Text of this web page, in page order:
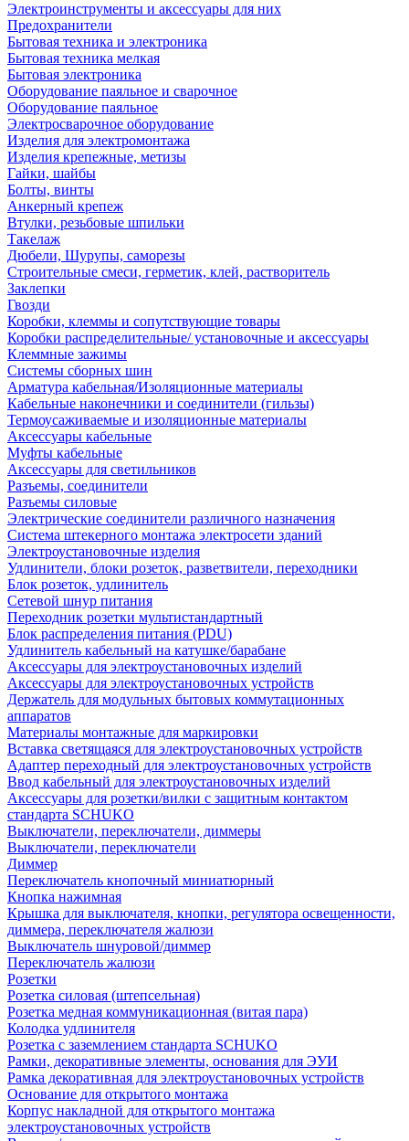
Электроинструменты и аксессуары для них
Предохранители
Бытовая техника и электроника
Бытовая техника мелкая
Бытовая электроника
Оборудование паяльное и сварочное
Оборудование паяльное
Электросварочное оборудование
Изделия для электромонтажа
Изделия крепежные, метизы
Гайки, шайбы
Болты, винты
Анкерный крепеж
Втулки, резьбовые шпильки
Такелаж
Дюбели, Шурупы, саморезы
Строительные смеси, герметик, клей, растворитель
Заклепки
Гвозди
Коробки, клеммы и сопутствующие товары
Коробки распределительные/ установочные и аксессуары
Клеммные зажимы
Системы сборных шин
Арматура кабельная/Изоляционные материалы
Кабельные наконечники и соединители (гильзы)
Термоусаживаемые и изоляционные материалы
Аксессуары кабельные
Муфты кабельные
Аксессуары для светильников
Разъемы, соединители
Разъемы силовые
Электрические соединители различного назначения
Система штекерного монтажа электросети зданий
Электроустановочные изделия
Удлинители, блоки розеток, разветвители, переходники
Блок розеток, удлинитель
Сетевой шнур питания
Переходник розетки мультистандартный
Блок распределения питания (PDU)
Удлинитель кабельный на катушке/барабане
Аксессуары для электроустановочных изделий
Аксессуары для электроустановочных устройств
Держатель для модульных бытовых коммутационных
аппаратов
Материалы монтажные для маркировки
Вставка светящаяся для электроустановочных устройств
Адаптер переходный для электроустановочных устройств
Ввод кабельный для электроустановочных изделий
Аксессуары для розетки/вилки с защитным контактом
стандарта SCHUKO
Выключатели, переключатели, диммеры
Выключатели, переключатели
Диммер
Переключатель кнопочный миниатюрный
Кнопка нажимная
Крышка для выключателя, кнопки, регулятора освещенности,
диммера, переключателя жалюзи
Выключатель шнуровой/диммер
Переключатель жалюзи
Розетки
Розетка силовая (штепсельная)
Розетка медная коммуникационная (витая пара)
Колодка удлинителя
Розетка с заземлением стандарта SCHUKO
Рамки, декоративные элементы, основания для ЭУИ
Рамка декоративная для электроустановочных устройств
Основание для открытого монтажа
Корпус накладной для открытого монтажа
электроустановочных устройств